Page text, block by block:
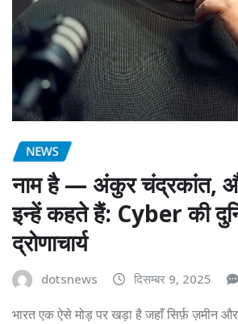
NEWS
नाम है — अंकुर चंद्रकांत,
इन्हें कहते हैं: Cyber की
द्रोणाचार्य
dotsnews दिसम्बर 9, 2025
भारत एक ऐसे मोड़ पर खड़ा है जहाँ सिर्फ़ ज़मीन